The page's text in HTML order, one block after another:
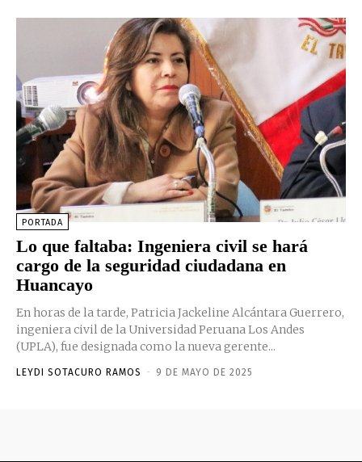
PORTADA
Lo que faltaba: Ingeniera civil se hará
cargo de la seguridad ciudadana en
Huancayo
En horas de la tarde, Patricia Jackeline Alcántara Guerrero,
ingeniera civil de la Universidad Peruana Los Andes
(UPLA), fue designada como la nueva gerente...
LEYDI SOTACURO RAMOS - 9 DE MAYO DE 2025